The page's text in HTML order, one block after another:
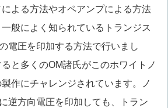
よる方法やオペアンプによる方法
般によく知られているトランジス
電圧を印加する方法で行いまし
と多くのOM諸氏がこのホワイトノ
作にチャレンジされています。ノ
逆方向電圧を印加しても、トラン